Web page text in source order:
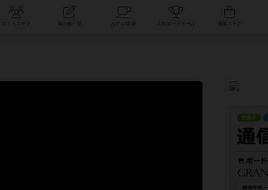
コミュニティ 人気ボードゲーム